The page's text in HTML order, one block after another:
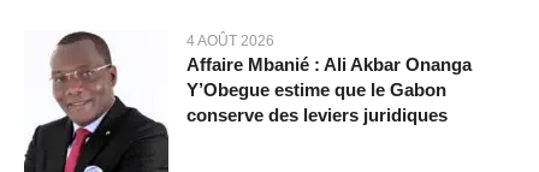
4 AOÛT 2026
Affaire Mbanié : Ali Akbar Onanga
Y’Obegue estime que le Gabon
conserve des leviers juridiques